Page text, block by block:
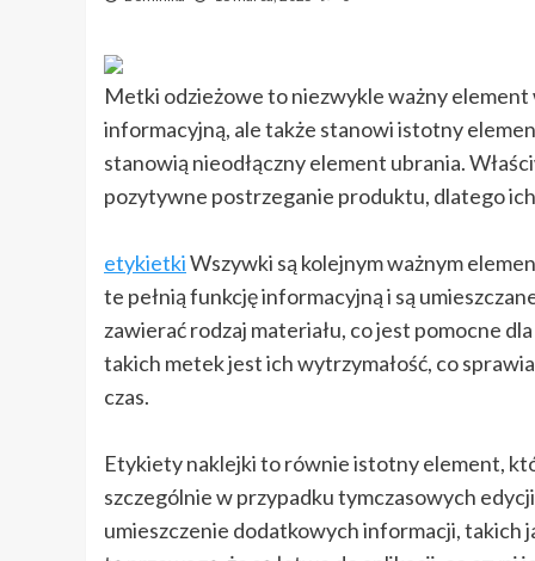
Metki odzieżowe to niezwykle ważny
informacyjną, ale także stanowi istotny
stanowią nieodłączny element ubrania.
pozytywne postrzeganie produktu, dlatego
etykietkiWszywki są kolejnym ważnym
te pełnią funkcję informacyjną i są
zawierać rodzaj materiału, co jest pomocne
takich metek jest ich wytrzymałość, co
czas.
Etykiety naklejki to równie istotny element,
szczególnie w przypadku tymczasowych
umieszczenie dodatkowych informacji, takich